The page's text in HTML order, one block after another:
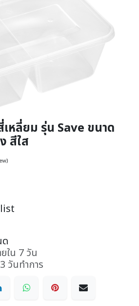
เหลี่ยม รุ่น Save ขนาด
สีใส
ด
ใน 7 วัน
วันทำการ